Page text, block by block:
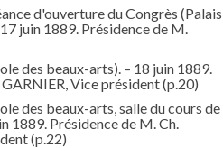
d'ouverture du Congrès (Palais
juin 1889. Présidence de M.
des beaux-arts). – 18 juin 1889.
Vice président(p.20)
des beaux-arts, salle du cours de
1889. Présidence de M. Ch.
(p.22)